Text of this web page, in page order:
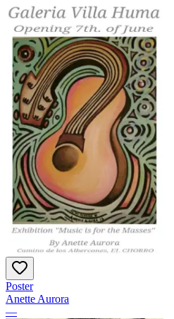
Poster
Anette Aurora
—